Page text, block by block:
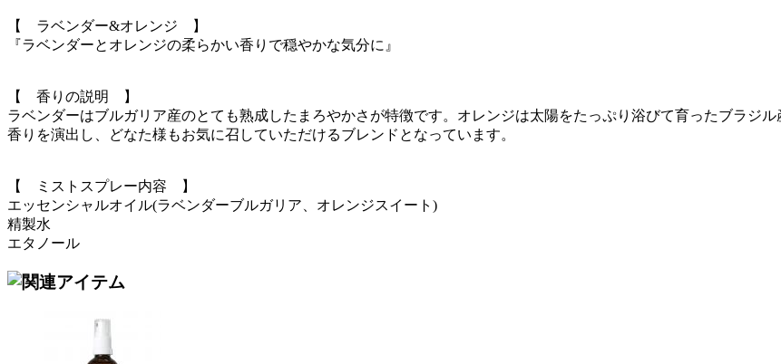
【 ラベンダー&オレンジ 】
『ラベンダーとオレンジの柔らかい香りで穏やかな気分に』
【 香りの説明 】
ラベンダーはブルガリア産のとても熟成したまろやかさが特徴です。オレンジは太陽をたっぷり浴びて育ったブラジ
香りを演出し、どなた様もお気に召していただけるブレンドとなっています。
【 ミストスプレー内容 】
エッセンシャルオイル(ラベンダーブルガリア、オレンジスイート)
精製水
エタノール